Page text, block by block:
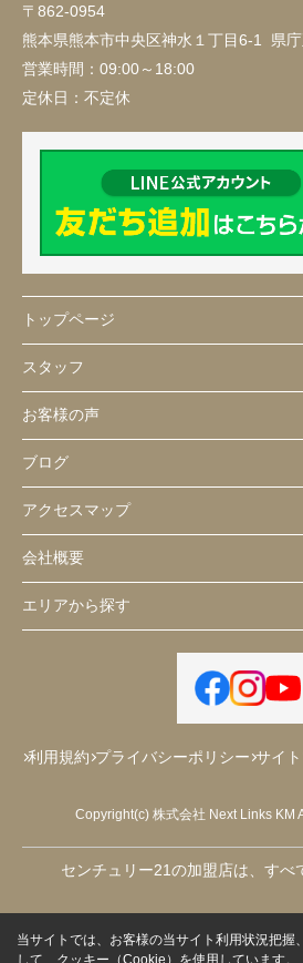
〒862-0954
熊本県熊本市中央区神水１丁目6-1 県
営業時間： 09:00～18:00
定休日： 不定休
トップページ
スタッフ
お客様の声
ブログ
アクセスマップ
会社概要
エリアから探す
利用規約 プライバシーポリシー サイ
Copyright(c) 株式会社 Next Links KM
センチュリー21の加盟店は、すべ
当サイトでは、お客様の当サイト利用状況把握
して、クッキー（Cookie）を使用しています。